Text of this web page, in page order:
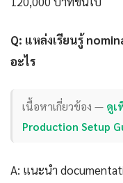
Q: แหล่งเรียนรู้
อะไร
เนื้อหาเกี่ยวข้อง — ดูเ
Production Setup
A: แนะนำ